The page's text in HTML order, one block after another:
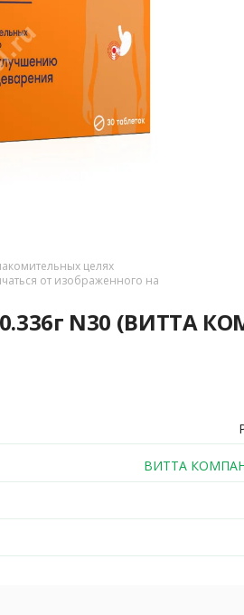
целях
от изображенного на
N30 (ВИТТА
ВИТТА